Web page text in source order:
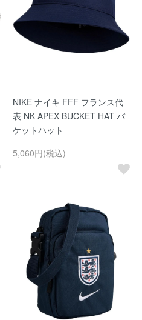
NIKE ナイキ FFF フランス代
表 NK APEX BUCKET HAT バ
ケットハット
5,060円(税込)